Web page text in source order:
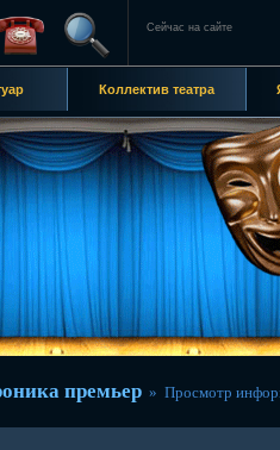
Сейчас на сайте
Коллектив театра
премьер » Просмотр